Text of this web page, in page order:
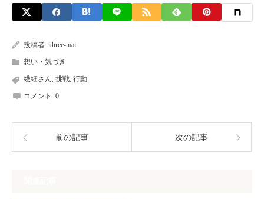
投稿者: ithree-mai
想い・気づき
繊細さん, 挑戦, 行動
コメント: 0
前の記事 次の記事